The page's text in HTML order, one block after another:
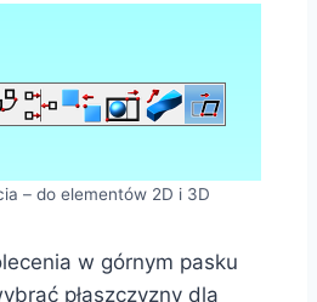
– do elementów 2D i 3D
w górnym pasku
płaszczyzny dla